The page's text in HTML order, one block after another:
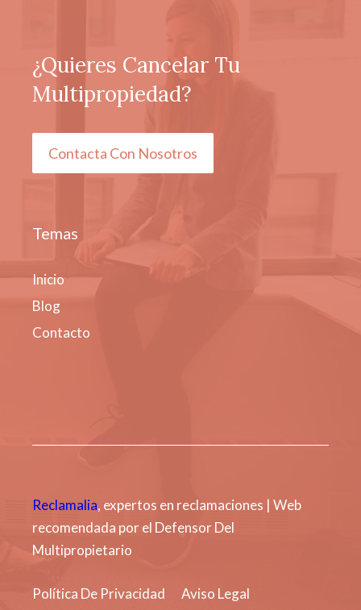
¿Quieres Cancelar Tu
Multipropiedad?
Contacta Con Nosotros
Temas
Inicio
Blog
Contacto
Reclamalia, expertos en reclamaciones | Web
recomendada por el Defensor Del
Multipropietario
Política De Privacidad Aviso Legal